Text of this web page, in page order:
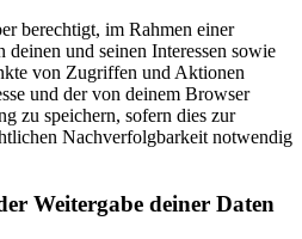
berechtigt, im Rahmen einer
deinen und seinen Interessen sowie
von Zugriffen und Aktionen
und der von deinem Browser
zu speichern, sofern dies zur
Nachverfolgbarkeit notwendig
Weitergabe deiner Daten